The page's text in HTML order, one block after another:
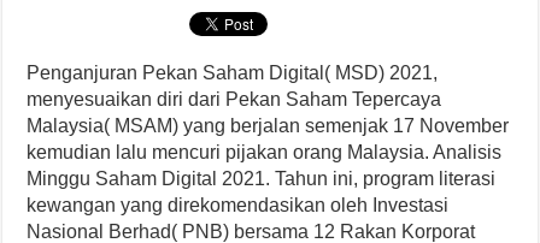
Penganjuran Pekan Saham Digital( MSD) 2021,
menyesuaikan diri dari Pekan Saham Tepercaya
Malaysia( MSAM) yang berjalan semenjak 17 November
kemudian lalu mencuri pijakan orang Malaysia. Analisis
Minggu Saham Digital 2021. Tahun ini, program literasi
kewangan yang direkomendasikan oleh Investasi
Nasional Berhad( PNB) bersama 12 Rakan Korporat